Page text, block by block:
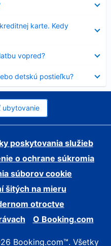
karte. Kedy
vopred?
detskú postieľku?
ubytovanie
poskytovania služieb
o ochrane súkromia
súborov cookie
šitých na mieru
otroctve
O Booking.com
Booking.com™. Všetky